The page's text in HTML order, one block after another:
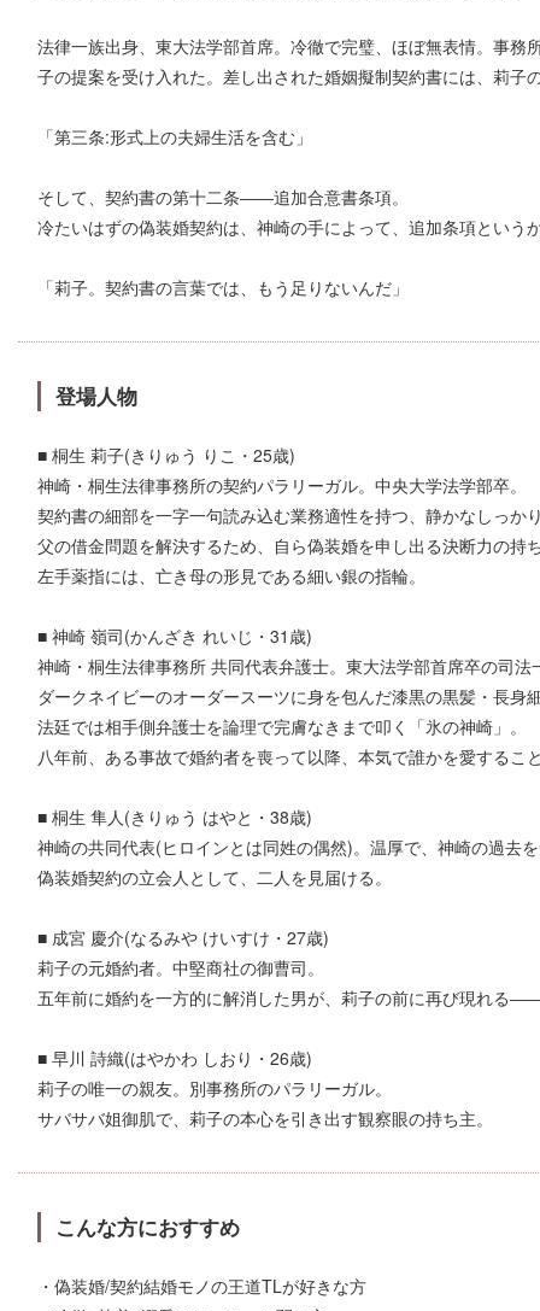
法律一族出身、東大法学部首席。冷徹で完璧、ほぼ無表情。事務
子の提案を受け入れた。差し出された婚姻擬制契約書には、莉子
「第三条:形式上の夫婦生活を含む」
そして、契約書の第十二条――追加合意書条項。
冷たいはずの偽装婚契約は、神崎の手によって、追加条項という
「莉子。契約書の言葉では、もう足りないんだ」
登場人物
■ 桐生 莉子(きりゅう りこ・25歳)
神崎・桐生法律事務所の契約パラリーガル。中央大学法学部卒。
契約書の細部を一字一句読み込む業務適性を持つ、静かなしっか
父の借金問題を解決するため、自ら偽装婚を申し出る決断力の持
左手薬指には、亡き母の形見である細い銀の指輪。
■ 神崎 嶺司(かんざき れいじ・31歳)
神崎・桐生法律事務所 共同代表弁護士。東大法学部首席卒の司法
ダークネイビーのオーダースーツに身を包んだ漆黒の黒髪・長身
法廷では相手側弁護士を論理で完膚なきまで叩く「氷の神崎」。
八年前、ある事故で婚約者を喪って以降、本気で誰かを愛する
■ 桐生 隼人(きりゅう はやと・38歳)
神崎の共同代表(ヒロインとは同姓の偶然)。温厚で、神崎の過去
偽装婚契約の立会人として、二人を見届ける。
■ 成宮 慶介(なるみや けいすけ・27歳)
莉子の元婚約者。中堅商社の御曹司。
五年前に婚約を一方的に解消した男が、莉子の前に再び現れる
■ 早川 詩織(はやかわ しおり・26歳)
莉子の唯一の親友。別事務所のパラリーガル。
サバサバ姐御肌で、莉子の本心を引き出す観察眼の持ち主。
こんな方におすすめ
・偽装婚/契約結婚モノの王道TLが好きな方